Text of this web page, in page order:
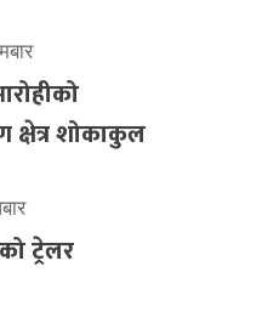
क्षेत्र शोकाकुल
ट्रेलर